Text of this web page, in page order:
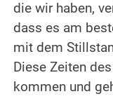
die wir haben,
dass es am
mit dem
Diese Zeiten
kommen und